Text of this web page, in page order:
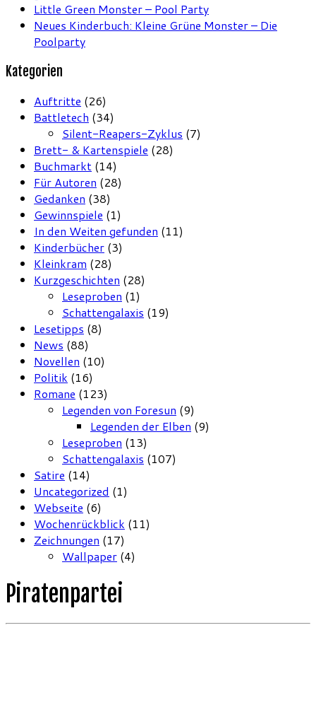
Little Green Monster – Pool Party
Neues Kinderbuch: Kleine Grüne Monster – Die
Poolparty
Kategorien
Auftritte (26)
Battletech (34)
Silent-Reapers-Zyklus (7)
Brett- & Kartenspiele (28)
Buchmarkt (14)
Für Autoren (28)
Gedanken (38)
Gewinnspiele (1)
In den Weiten gefunden (11)
Kinderbücher (3)
Kleinkram (28)
Kurzgeschichten (28)
Leseproben (1)
Schattengalaxis (19)
Lesetipps (8)
News (88)
Novellen (10)
Politik (16)
Romane (123)
Legenden von Foresun (9)
Legenden der Elben (9)
Leseproben (13)
Schattengalaxis (107)
Satire (14)
Uncategorized (1)
Webseite (6)
Wochenrückblick (11)
Zeichnungen (17)
Wallpaper (4)
Piratenpartei